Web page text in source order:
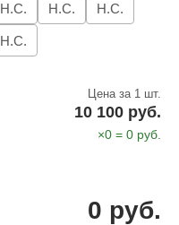
Н.С. Н.С. Н.С.
Н.С.
Цена за 1 шт.
10 100 руб.
×0 = 0 руб.
0 руб.